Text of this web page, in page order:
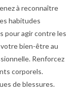
à reconnaître
habitudes
pour agir contre les
bien-être au
Renforcez
corporels.
de blessures.